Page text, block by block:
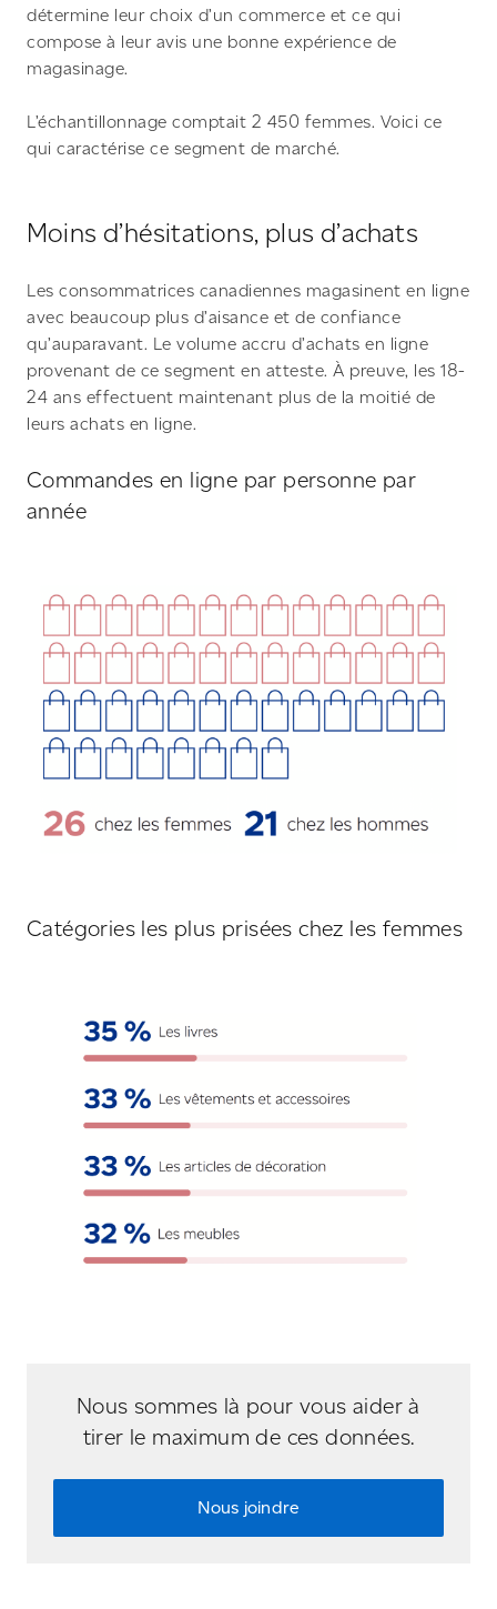
détermine leur choix d’un commerce et ce qui
compose à leur avis une bonne expérience de
magasinage.
L’échantillonnage comptait 2 450 femmes. Voici ce
qui caractérise ce segment de marché.
Moins d’hésitations, plus d’achats
Les consommatrices canadiennes magasinent en ligne
avec beaucoup plus d’aisance et de confiance
qu’auparavant. Le volume accru d’achats en ligne
provenant de ce segment en atteste. À preuve, les 18-
24 ans effectuent maintenant plus de la moitié de
leurs achats en ligne.
Commandes en ligne par personne par
année
Catégories les plus prisées chez les femmes
Nous sommes là pour vous aider à
tirer le maximum de ces données.
Nous joindre